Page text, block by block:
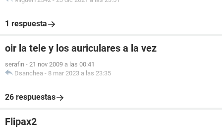
1 respuesta
oir la tele y los auriculares a la vez
serafin - 21 nov 2009 a las 00:41
Dsanchea - 8 mar 2023 a las 23:35
26 respuestas
Flipax2